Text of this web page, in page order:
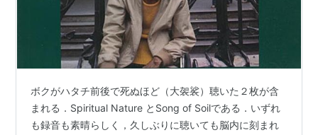
ボクがハタチ前後で死ぬほど（大袈裟）聴いた２枚が含
まれる．Spiritual Nature とSong of Soilである．いずれ
も録音も素晴らしく，久しぶりに聴いても脳内に刻まれ